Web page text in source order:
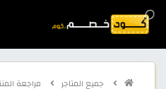
جميع المتاجر مراجعة